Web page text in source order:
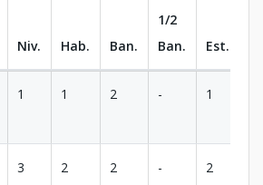
Niv. Hab. Ban.
1/2
Ban.
Est.
1 1 2 - 1
3 2 2 - 2